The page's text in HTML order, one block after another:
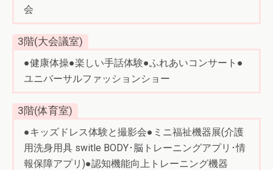
会
3階(大会議室)
●健康体操●楽しい手話体験●ふれあいコンサート●
ユニバーサルファッションショー
3階(体育室)
●キッズドレス体験と撮影会●ミニ福祉機器展(介護
用洗身用具 switle BODY･脳トレーニングアプリ･情
報保障アプリ)●認知機能向上トレーニング機器